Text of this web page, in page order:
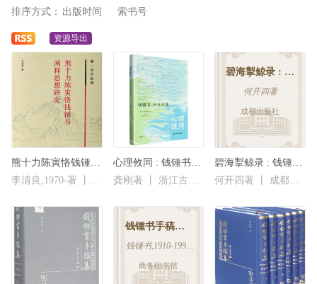
两位学长在清华求学期间相识，缔结了一段传世文坛
览群书；杨绛学长也曾说过：“我在许多学校上过学，最爱
的是清华大学；清华大学里，最爱清华图书馆。”2001年，
杨绛学长代表“我们仨”在清华大学捐赠设立“好读书”奖学
金，鼓励家庭经济困难的优秀大学生努力学习，成才报
今年适逢杨绛学长逝世十周年，为缅怀钱锺书与杨绛
学长的风范与情怀，图书馆正式启用“钱杨书屋”，同步推
出本期专题书架。本次从馆藏中精选两位学长的经典著作
与相关内容图书200余种，其中特别推荐书目10种。
欢迎广大师生们前来借阅！